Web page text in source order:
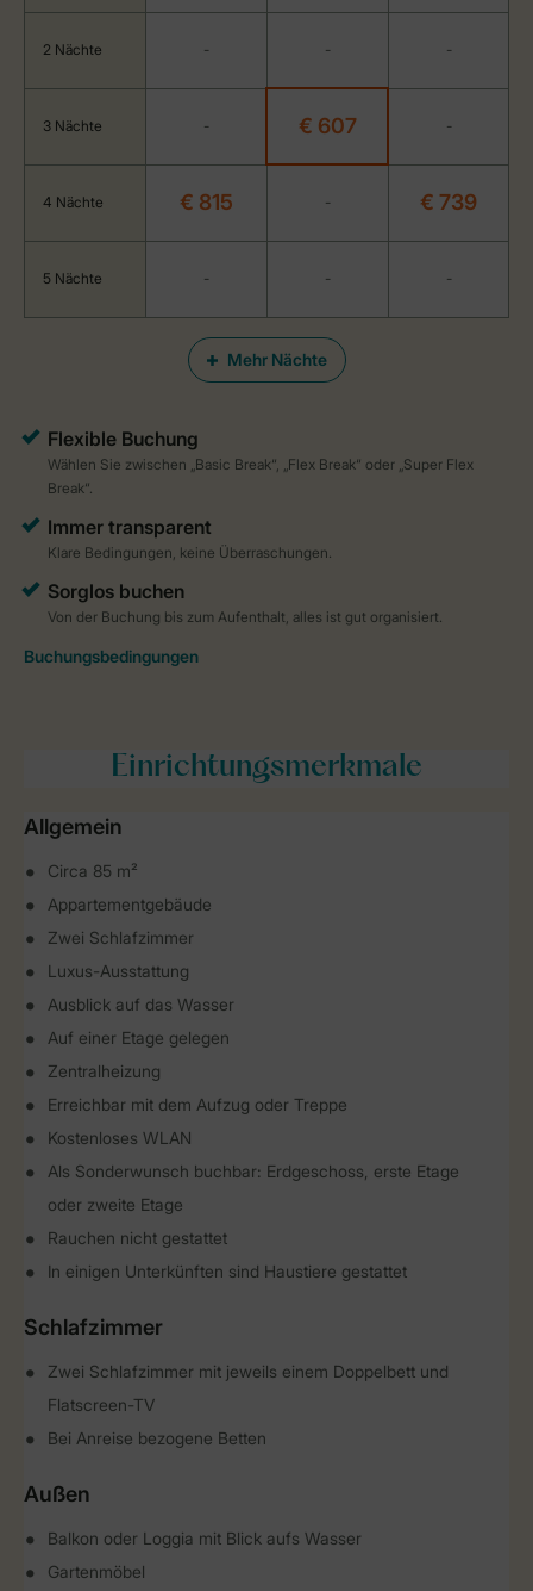
Mehr Nächte
2 Nächte - - -
3 Nächte - € 607 -
4 Nächte € 815 - € 739
5 Nächte - - -
Einrichtungsmerkmale
Allgemein
Circa 85 m²
Appartementgebäude
Zwei Schlafzimmer
Luxus-Ausstattung
Ausblick auf das Wasser
Auf einer Etage gelegen
Zentralheizung
Erreichbar mit dem Aufzug oder Treppe
Kostenloses WLAN
Als Sonderwunsch buchbar: Erdgeschoss, erste Etage
oder zweite Etage
Rauchen nicht gestattet
In einigen Unterkünften sind Haustiere gestattet
Schlafzimmer
Zwei Schlafzimmer mit jeweils einem Doppelbett und
Flatscreen-TV
Bei Anreise bezogene Betten
Außen
Balkon oder Loggia mit Blick aufs Wasser
Gartenmöbel